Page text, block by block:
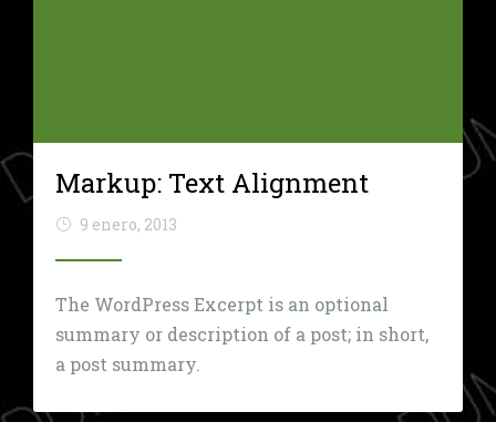
Markup: Text Alignment
9 enero, 2013
The WordPress Excerpt is an optional
summary or description of a post; in short,
a post summary.